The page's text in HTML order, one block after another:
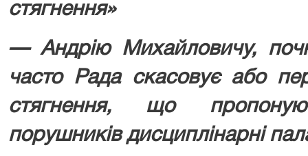
стягнення»
— Андрію Михайловичу,
часто Рада скасовує або
стягнення, що
порушників дисциплінарні